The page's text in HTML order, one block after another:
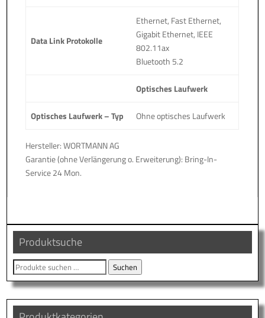
Data Link Protokolle
Ethernet, Fast Ethernet,
Gigabit Ethernet, IEEE
802.11ax
Bluetooth 5.2
Optisches Laufwerk
Optisches Laufwerk – Typ Ohne optisches Laufwerk
Hersteller: WORTMANN AG
Garantie (ohne Verlängerung o. Erweiterung): Bring-In-
Service 24 Mon.
Produktsuche
Suche
nach:
Suchen